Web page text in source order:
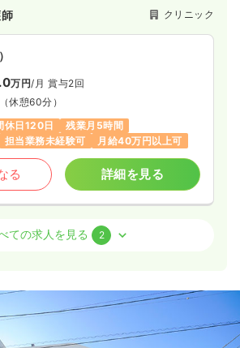
“人・家族・暮らし・想い”にも 寄り添
療を届けることを大切にしています。
え、訪問看護ステーションの所長や医療
た、
。
声を大切にし、患者さんのみならず、ス
がるクリニックを目指しています。2025
は訪問診療を主に行っていますが、2026
新しいクリニックを開院しました。
クリニック
万円/月 賞与2回
（休憩60分）
休日120日
残業月5時間
担当業務未経験可 月給40万円以上可
る 詳細を見る
休憩90分）
休日120日
残業月5時間
ての求人を見る 2